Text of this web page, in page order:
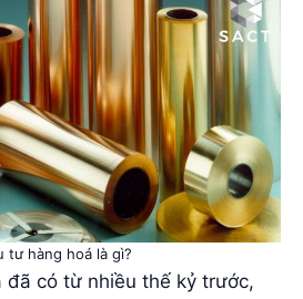
tư hàng hoá là gì?
đã có từ nhiều thế kỷ trước,